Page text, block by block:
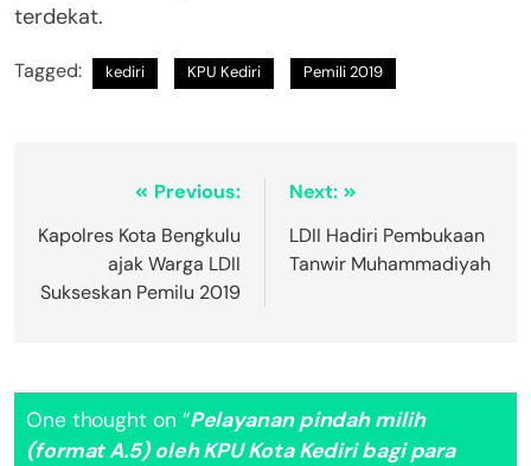
terdekat.
Tagged: kediri KPU Kediri Pemili 2019
Previous:
Kapolres Kota Bengkulu
ajak Warga LDII
Sukseskan Pemilu 2019
Next:
LDII Hadiri Pembukaan
Tanwir Muhammadiyah
One thought on “Pelayanan pindah milih
(format A.5) oleh KPU Kota Kediri bagi para